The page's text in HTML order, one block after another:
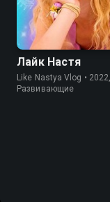
8.1
Лайк Настя
Like Nastya Vlog •
Развивающие